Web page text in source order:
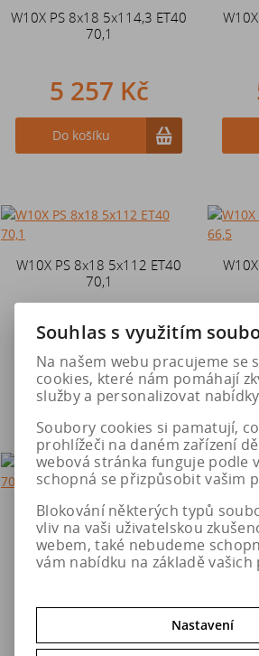
W10X PS 8x18 5x114,3 ET40
70,1
5 257 Kč
Do košíku
W10X PS 8x18 5x112 ET40
70,1
5 257 Kč
Do košíku
W10X PS 8x18 5x108 ET45
70,1
W10X
Souhlas s využitím
Na našem webu pracujeme se
cookies, které nám pomáhají
služby a personalizovat
Soubory cookies si pamatují,
prohlížeči na daném zařízení
webová stránka funguje podle
schopná se přizpůsobit vašim
Blokování některých typů
vliv na vaši uživatelskou
webem, také nebudeme
vám nabídku na základě
Nastavení